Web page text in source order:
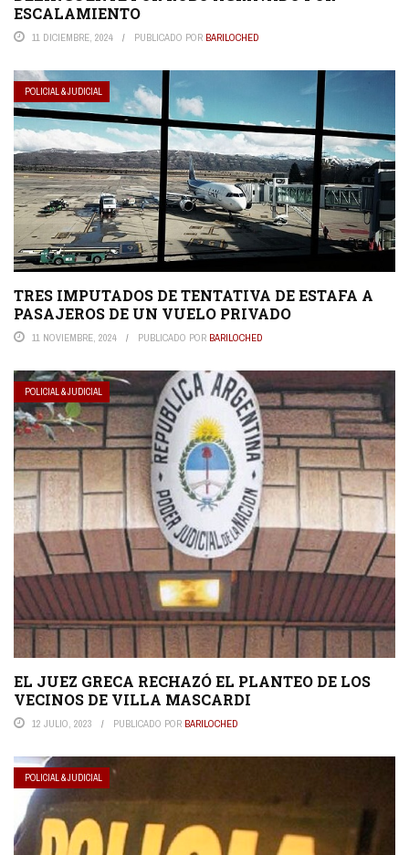
ESCALAMIENTO
11 DICIEMBRE, 2024 PUBLICADO POR BARILOCHED
POLICIAL & JUDICIAL
TRES IMPUTADOS DE TENTATIVA DE ESTAFA A
PASAJEROS DE UN VUELO PRIVADO
11 NOVIEMBRE, 2024 PUBLICADO POR BARILOCHED
POLICIAL & JUDICIAL
EL JUEZ GRECA RECHAZÓ EL PLANTEO DE LOS
VECINOS DE VILLA MASCARDI
12 JULIO, 2023 PUBLICADO POR BARILOCHED
POLICIAL & JUDICIAL